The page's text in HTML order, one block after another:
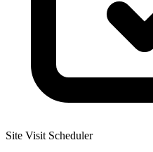
Site Visit Scheduler